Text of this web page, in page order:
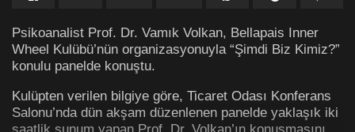
Psikoanalist Prof. Dr. Vamık Volkan, Bellapais Inner
Wheel Kulübü’nün organizasyonuyla “Şimdi Biz Kimiz?”
konulu panelde konuştu.
Kulüpten verilen bilgiye göre, Ticaret Odası Konferans
Salonu’nda dün akşam düzenlenen panelde yaklaşık iki